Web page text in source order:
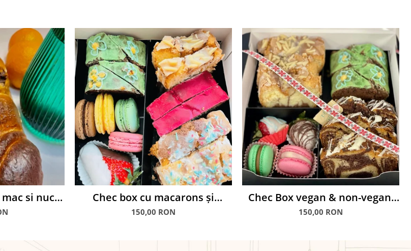
si nuca,
Chec box cu macarons și
căpșuni glasate în ciocolată
150,00 RON
Chec Box vegan & non-vegan,
cu macarons și căpșuni glasate
150,00 RON